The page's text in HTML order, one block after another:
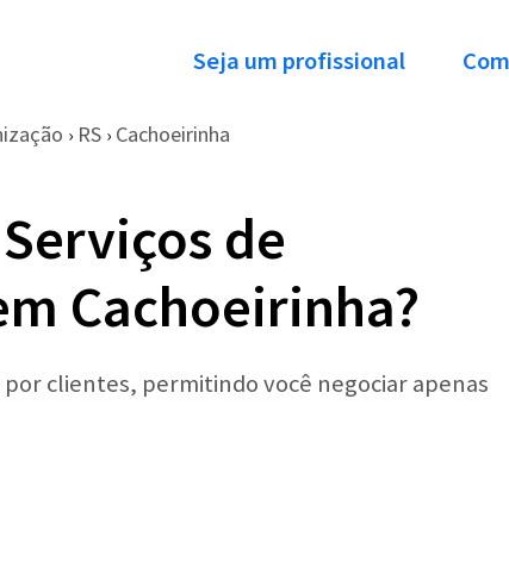
Seja um profissional
› RS › Cachoeirinha
de
Cachoeirinha?
clientes, permitindo você negociar apenas